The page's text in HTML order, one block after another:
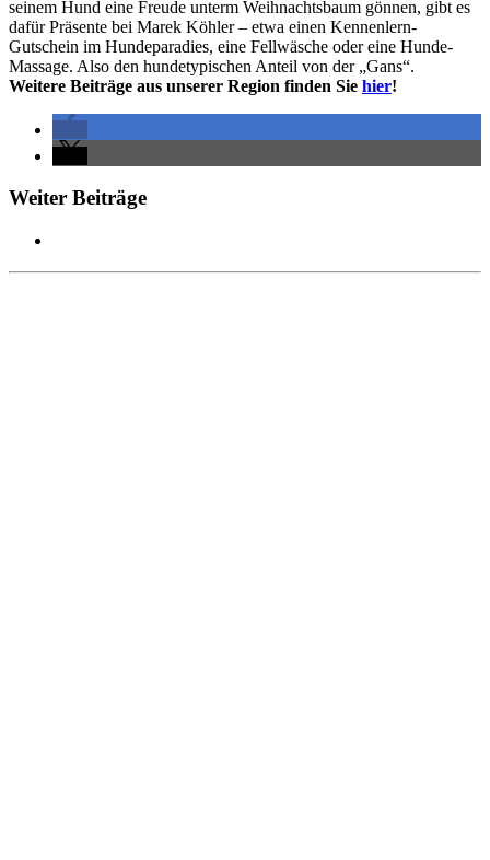
seinem Hund eine Freude unterm Weihnachtsbaum gönnen, gibt es
dafür Präsente bei Marek Köhler – etwa einen Kennenlern-
Gutschein im Hundeparadies, eine Fellwäsche oder eine Hunde-
Massage. Also den hundetypischen Anteil von der „Gans“.
Weitere Beiträge aus unserer Region finden Sie hier!
Weiter Beiträge